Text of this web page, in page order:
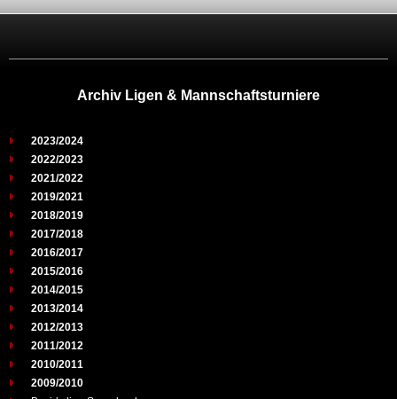
Archiv Ligen & Mannschaftsturniere
2023/2024
2022/2023
2021/2022
2019/2021
2018/2019
2017/2018
2016/2017
2015/2016
2014/2015
2013/2014
2012/2013
2011/2012
2010/2011
2009/2010